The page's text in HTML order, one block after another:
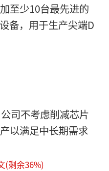
至少10台最先进的
备，用于生产尖端D
司不考虑削减芯片
以满足中长期需求
(剩余36%)